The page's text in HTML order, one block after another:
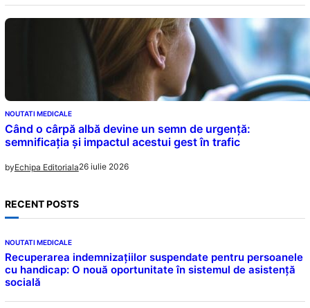
NOUTATI MEDICALE
Când o cârpă albă devine un semn de urgență:
semnificația și impactul acestui gest în trafic
byEchipa Editoriala26 iulie 2026
RECENT POSTS
NOUTATI MEDICALE
Recuperarea indemnizațiilor suspendate pentru persoanele
cu handicap: O nouă oportunitate în sistemul de asistență
socială